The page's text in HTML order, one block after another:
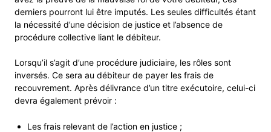
derniers pourront lui être imputés. Les seules difficultés étant
la nécessité d’une décision de justice et l’absence de
procédure collective liant le débiteur.
Lorsqu’il s’agit d’une procédure judiciaire, les rôles sont
inversés. Ce sera au débiteur de payer les frais de
recouvrement. Après délivrance d’un titre exécutoire, celui-ci
devra également prévoir :
Les frais relevant de l’action en justice ;